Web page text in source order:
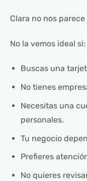
Clara no nos
No la vemos ideal si:
Buscas una
No tienes
Necesitas una
personales.
Tu negocio
Prefieres
No quieres